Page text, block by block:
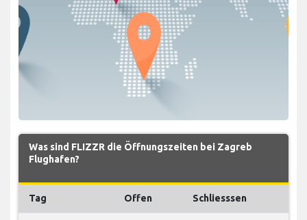
Was sind FLIZZR die Öffnungszeiten bei Zagreb
Flughafen?
Tag Offen Schliesssen